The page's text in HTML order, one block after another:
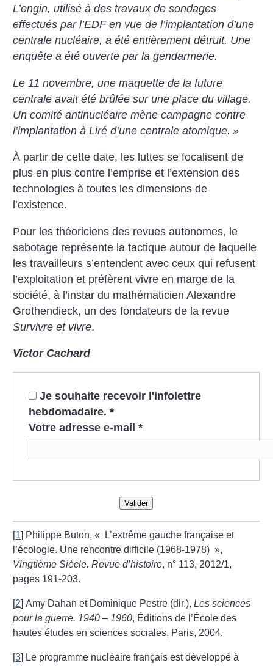
L’engin, utilisé à des travaux de sondages
effectués par l’EDF en vue de l’implantation d’une
centrale nucléaire, a été entièrement détruit. Une
enquête a été ouverte par la gendarmerie.
Le 11 novembre, une maquette de la future
centrale avait été brûlée sur une place du village.
Un comité antinucléaire mène campagne contre
l’implantation à Liré d’une centrale atomique. »
À partir de cette date, les luttes se focalisent de
plus en plus contre l’emprise et l’extension des
technologies à toutes les dimensions de
l’existence.
Pour les théoriciens des revues autonomes, le
sabotage représente la tactique autour de laquelle
les travailleurs s’entendent avec ceux qui refusent
l’exploitation et préfèrent vivre en marge de la
société, à l’instar du mathématicien Alexandre
Grothendieck, un des fondateurs de la revue
Survivre et vivre.
Victor Cachard
Je souhaite recevoir l'infolettre
hebdomadaire. *
Votre adresse e-mail *
Valider
[1] Philippe Buton, «
L’extrême gauche française et
l’écologie. Une rencontre difficile (1968-1978) »,
Vingtième Siècle. Revue d’histoire, n° 113, 2012/1,
pages 191-203.
[2]Amy Dahan et Dominique Pestre (dir.),Les sciences
pour la guerre. 1940 – 1960, Éditions de l’École des
hautes études en sciences sociales, Paris, 2004.
[3] Le programme nucléaire français est développé à